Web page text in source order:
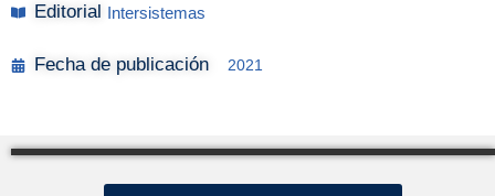
Intersistemas
Editorial
2021
Fecha de publicación